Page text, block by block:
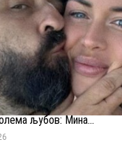
љубов: Мина...